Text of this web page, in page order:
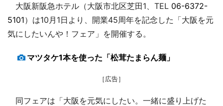
大阪新阪急ホテル（大阪市北区芝田1、TEL 06-6372-
5101）は10月1日より、開業45周年を記念した「大阪を元
気にしたいんや！フェア」を開催する。
マツタケ1本を使った「松茸たまらん麺」
［広告］
同フェアは「大阪を元気にしたい。一緒に盛り上げた